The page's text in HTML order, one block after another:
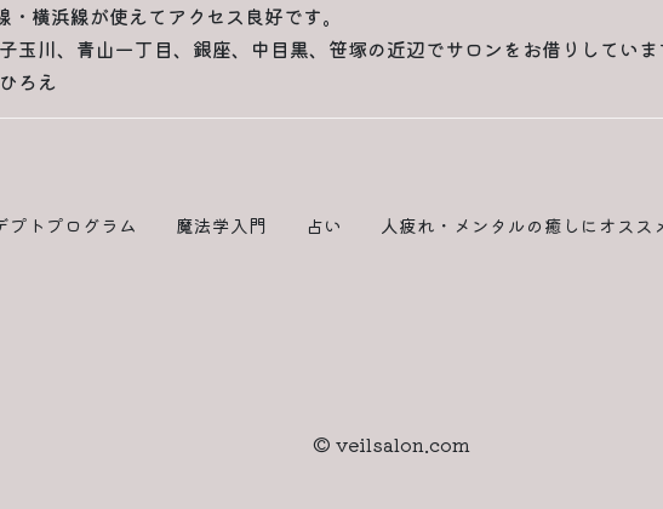
横浜線が使えてアクセス良好です。
玉川、青山一丁目、銀座、中目黒、笹塚の近辺でサロンをお借りしてい
ろえ
プトプログラム 魔法学入門 占い 人疲れ・メンタルの癒しにオスス
© veilsalon.com